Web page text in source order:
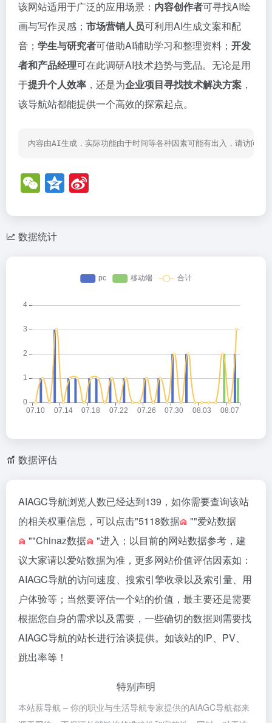
该网站适用于广泛的应用场景： 内容创作者可寻找AI绘
画与写作灵感； 市场营销人员可利用AI生成文案和配
音； 学生与研究者可借助AI辅助学习和整理资料； 开发
者和产品经理可在此调研AI技术趋势与竞品。无论是用
于提升个人效率 ，还是为企业项目寻找技术解决方案 ，
该导航站都能提供一个高效的探索起点。
内容由AI生成，实际功能由于时间等各种因素可能有出入，请访问网
W
e
C
h
Q
z
o a
b
o
数据统计
数据评估
AIAGC导航浏览人数已经达到139，如你需要查询该站
的相关权重信息，可以点击"5118数据 ""爱站数据
""Chinaz数据
"进入；以目前的网站数据参考，建
议大家请以爱站数据为准，更多网站价值评估因素如：
AIAGC导航的访问速度、搜索引擎收录以及索引量、用
户体验等；当然要评估一个站的价值，最主要还是需要
根据您自身的需求以及需要，一些确切的数据则需要找
AIAGC导航的站长进行洽谈提供。如该站的IP、PV、
跳出率等！
特别声明
本站薪导航 – 你的职业与生活导航专家提供的AIAGC导航都来